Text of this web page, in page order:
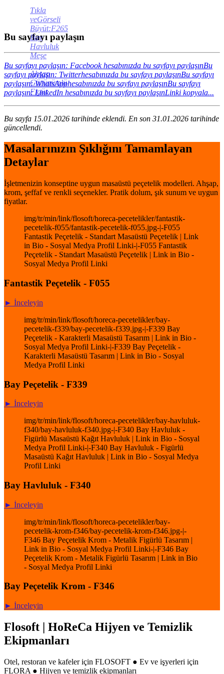
Tıkla
veGörseli
Büyüt:F265
Bay
Havluluk
Meşe
-
Ahşap
Görünümlü
Figür
Bu sayfayı paylaşın
Bu sayfayı paylaşın: Facebook hesabınızda bu sayfayı paylaşınBu
sayfayı paylaşın: Twitterhesabınızda bu sayfayı paylaşınBu sayfayı
paylaşın: WhatsApphesabınızda bu sayfayı paylaşınBu sayfayı
paylaşın: LinkedIn hesabınızda bu sayfayı paylaşınLinki kopyala...
Bu sayfa 15.01.2026 tarihinde eklendi. En son 31.01.2026 tarihinde
güncellendi.
Masalarınızın Şıklığını Tamamlayan
Detaylar
İşletmenizin konseptine uygun masaüstü peçetelik modelleri. Ahşap,
krom, şeffaf ve renkli seçenekler. Pratik dolum, şık sunum ve uygun
fiyatlar.
img/tr/min/link/flosoft/horeca-pecetelikler/fantastik-
pecetelik-f055/fantastik-pecetelik-f055.jpg-|-F055
Fantastik Peçetelik - Standart Masaüstü Peçetelik | Link
in Bio - Sosyal Medya Profil Linki-|-F055 Fantastik
Peçetelik - Standart Masaüstü Peçetelik | Link in Bio -
Sosyal Medya Profil Linki
Fantastik Peçetelik - F055
► İnceleyin
img/tr/min/link/flosoft/horeca-pecetelikler/bay-
pecetelik-f339/bay-pecetelik-f339.jpg-|-F339 Bay
Peçetelik - Karakterli Masaüstü Tasarım | Link in Bio -
Sosyal Medya Profil Linki-|-F339 Bay Peçetelik -
Karakterli Masaüstü Tasarım | Link in Bio - Sosyal
Medya Profil Linki
Bay Peçetelik - F339
► İnceleyin
img/tr/min/link/flosoft/horeca-pecetelikler/bay-havluluk-
f340/bay-havluluk-f340.jpg-|-F340 Bay Havluluk -
Figürlü Masaüstü Kağıt Havluluk | Link in Bio - Sosyal
Medya Profil Linki-|-F340 Bay Havluluk - Figürlü
Masaüstü Kağıt Havluluk | Link in Bio - Sosyal Medya
Profil Linki
Bay Havluluk - F340
► İnceleyin
img/tr/min/link/flosoft/horeca-pecetelikler/bay-
pecetelik-krom-f346/bay-pecetelik-krom-f346.jpg-|-
F346 Bay Peçetelik Krom - Metalik Figürlü Tasarım |
Link in Bio - Sosyal Medya Profil Linki-|-F346 Bay
Peçetelik Krom - Metalik Figürlü Tasarım | Link in Bio
- Sosyal Medya Profil Linki
Bay Peçetelik Krom - F346
► İnceleyin
Flosoft | HoReCa Hijyen ve Temizlik
Ekipmanları
Otel, restoran ve kafeler için FLOSOFT ● Ev ve işyerleri için
FLORA ● Hijyen ve temizlik ekipmanları